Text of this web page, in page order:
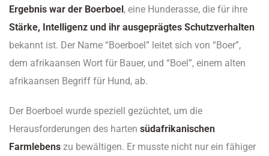
Ergebnis war der Boerboel, eine Hunderasse, die für ihre
Stärke, Intelligenz und ihr ausgeprägtes Schutzverhalten
bekannt ist. Der Name “Boerboel” leitet sich von “Boer”,
dem afrikaansen Wort für Bauer, und “Boel”, einem alten
afrikaansen Begriff für Hund, ab.
Der Boerboel wurde speziell gezüchtet, um die
Herausforderungen des harten südafrikanischen
Farmlebens zu bewältigen. Er musste nicht nur ein fähiger